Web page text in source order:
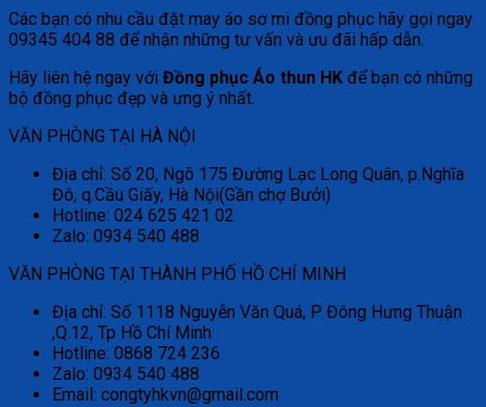
Các bạn có nhu cầu đặt may áo sơ mi đồng phục hãy gọi ngay
09345 404 88 để nhận những tư vấn và ưu đãi hấp dẫn.
Hãy liên hệ ngay với Đồng phục Áo thun HK để bạn có những
bộ đồng phục đẹp và ưng ý nhất.
VĂN PHÒNG TẠI HÀ NỘI
Địa chỉ: Số 20, Ngõ 175 Đường Lạc Long Quân, p.Nghĩa
Đô, q.Cầu Giấy, Hà Nội(Gần chợ Bưởi)
Hotline: 024 625 421 02
Zalo: 0934 540 488
VĂN PHÒNG TẠI THÀNH PHỐ HỒ CHÍ MINH
Địa chỉ: Số 1118 Nguyễn Văn Quá, P Đông Hưng Thuận
,Q.12, Tp Hồ Chí Minh
Hotline: 0868 724 236
Zalo: 0934 540 488
Email: congtyhkvn@gmail.com